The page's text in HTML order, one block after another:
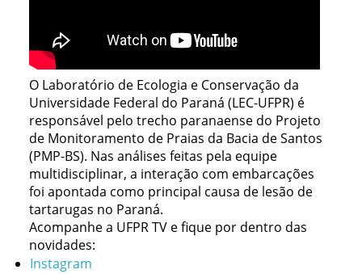
O Laboratório de Ecologia e Conservação da
Universidade Federal do Paraná (LEC-UFPR) é
responsável pelo trecho paranaense do Projeto
de Monitoramento de Praias da Bacia de Santos
(PMP-BS). Nas análises feitas pela equipe
multidisciplinar, a interação com embarcações
foi apontada como principal causa de lesão de
tartarugas no Paraná.
Acompanhe a UFPR TV e fique por dentro das
novidades:
Instagram